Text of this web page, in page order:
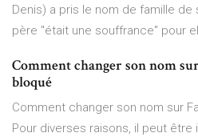
Denis) a pris le nom de famille
père "était une souffrance" pour
Comment changer son nom
bloqué
Comment changer son nom sur
Pour diverses raisons, il peut